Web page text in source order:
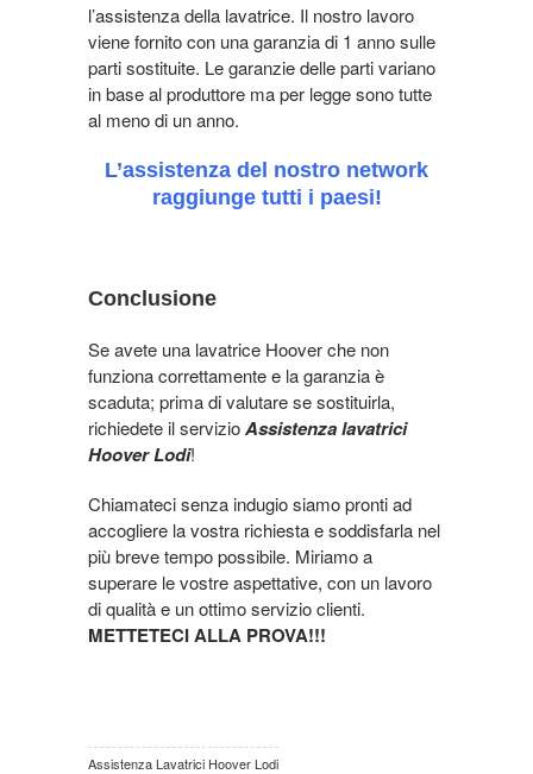
l’assistenza della lavatrice. Il nostro lavoro
viene fornito con una garanzia di 1 anno sulle
parti sostituite. Le garanzie delle parti variano
in base al produttore ma per legge sono tutte
al meno di un anno.
L’assistenza del nostro network
raggiunge tutti i paesi!
Conclusione
Se avete una lavatrice Hoover che non
funziona correttamente e la garanzia è
scaduta; prima di valutare se sostituirla,
richiedete il servizioAssistenza lavatrici
Hoover Lodi!
Chiamateci senza indugio siamo pronti ad
accogliere la vostra richiesta e soddisfarla nel
più breve tempo possibile. Miriamo a
superare le vostre aspettative, con un lavoro
di qualità e un ottimo servizio clienti.
METTETECI ALLA PROVA!!!
Assistenza Lavatrici Hoover Lodi